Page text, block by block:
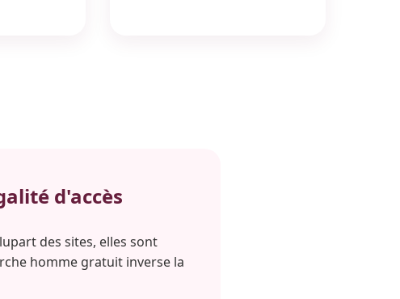
d'accès
des sites, elles sont
homme gratuit inverse la